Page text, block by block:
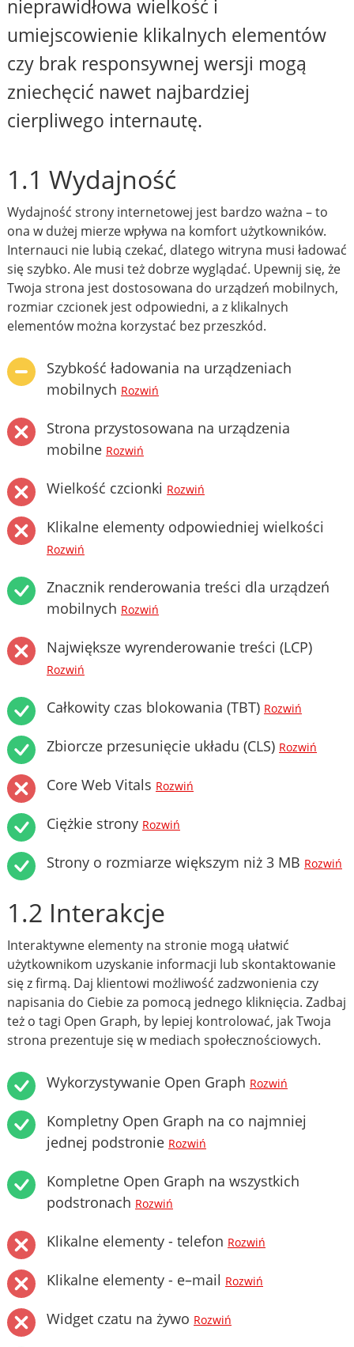
nieprawidłowa wielkość i
umiejscowienie klikalnych elementów
czy brak responsywnej wersji mogą
zniechęcić nawet najbardziej
cierpliwego internautę.
1.1 Wydajność
Wydajność strony internetowej jest bardzo ważna – to
ona w dużej mierze wpływa na komfort użytkowników.
Internauci nie lubią czekać, dlatego witryna musi ładować
się szybko. Ale musi też dobrze wyglądać. Upewnij się, że
Twoja strona jest dostosowana do urządzeń mobilnych,
rozmiar czcionek jest odpowiedni, a z klikalnych
elementów można korzystać bez przeszkód.
Szybkość ładowania na urządzeniach
mobilnych Rozwiń
Strona przystosowana na urządzenia
mobilne Rozwiń
Wielkość czcionki Rozwiń
Klikalne elementy odpowiedniej wielkości
Rozwiń
Znacznik renderowania treści dla urządzeń
mobilnych Rozwiń
Największe wyrenderowanie treści (LCP)
Rozwiń
Całkowity czas blokowania (TBT) Rozwiń
Zbiorcze przesunięcie układu (CLS) Rozwiń
Core Web Vitals Rozwiń
Ciężkie strony Rozwiń
Strony o rozmiarze większym niż 3 MB Rozwiń
1.2 Interakcje
Interaktywne elementy na stronie mogą ułatwić
użytkownikom uzyskanie informacji lub skontaktowanie
się z firmą. Daj klientowi możliwość zadzwonienia czy
napisania do Ciebie za pomocą jednego kliknięcia. Zadbaj
też o tagi Open Graph, by lepiej kontrolować, jak Twoja
strona prezentuje się w mediach społecznościowych.
Wykorzystywanie Open Graph Rozwiń
Kompletny Open Graph na co najmniej
jednej podstronie Rozwiń
Kompletne Open Graph na wszystkich
podstronach Rozwiń
Klikalne elementy - telefon Rozwiń
Klikalne elementy - e–mail Rozwiń
Widget czatu na żywo Rozwiń